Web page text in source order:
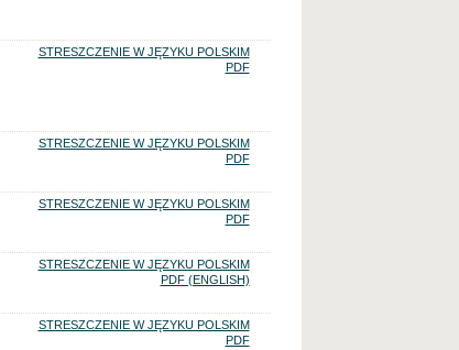
STRESZCZENIE W JĘZYKU POLSKIM
PDF
STRESZCZENIE W JĘZYKU POLSKIM
PDF
STRESZCZENIE W JĘZYKU POLSKIM
PDF
STRESZCZENIE W JĘZYKU POLSKIM
PDF (ENGLISH)
STRESZCZENIE W JĘZYKU POLSKIM
PDF